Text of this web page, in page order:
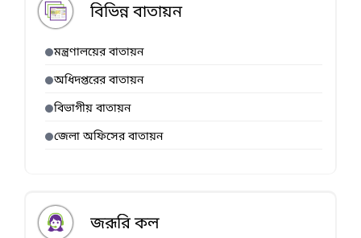
বিভিন্ন বাতায়ন
মন্ত্রণালয়ের বাতায়ন
অধিদপ্তরের বাতায়ন
বিভাগীয় বাতায়ন
জেলা অফিসের বাতায়ন
জরূরি কল